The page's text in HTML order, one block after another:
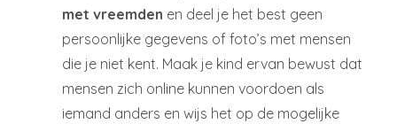
met vreemden en deel je het best geen
persoonlijke gegevens of foto’s met mensen
die je niet kent. Maak je kind ervan bewust dat
mensen zich online kunnen voordoen als
iemand anders en wijs het op de mogelijke